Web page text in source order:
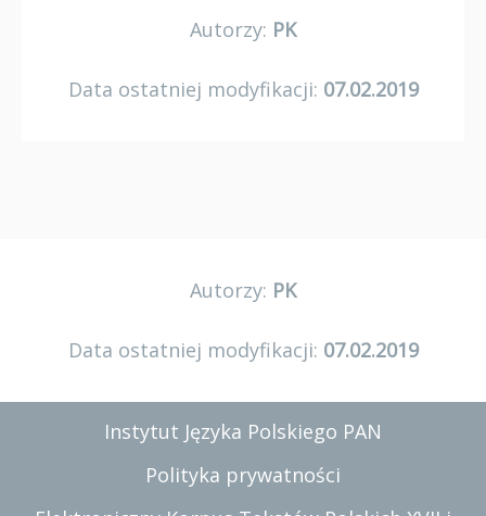
Autorzy: PK
Data ostatniej modyfikacji: 07.02.2019
Autorzy: PK
Data ostatniej modyfikacji: 07.02.2019
Instytut Języka Polskiego PAN
Polityka prywatności